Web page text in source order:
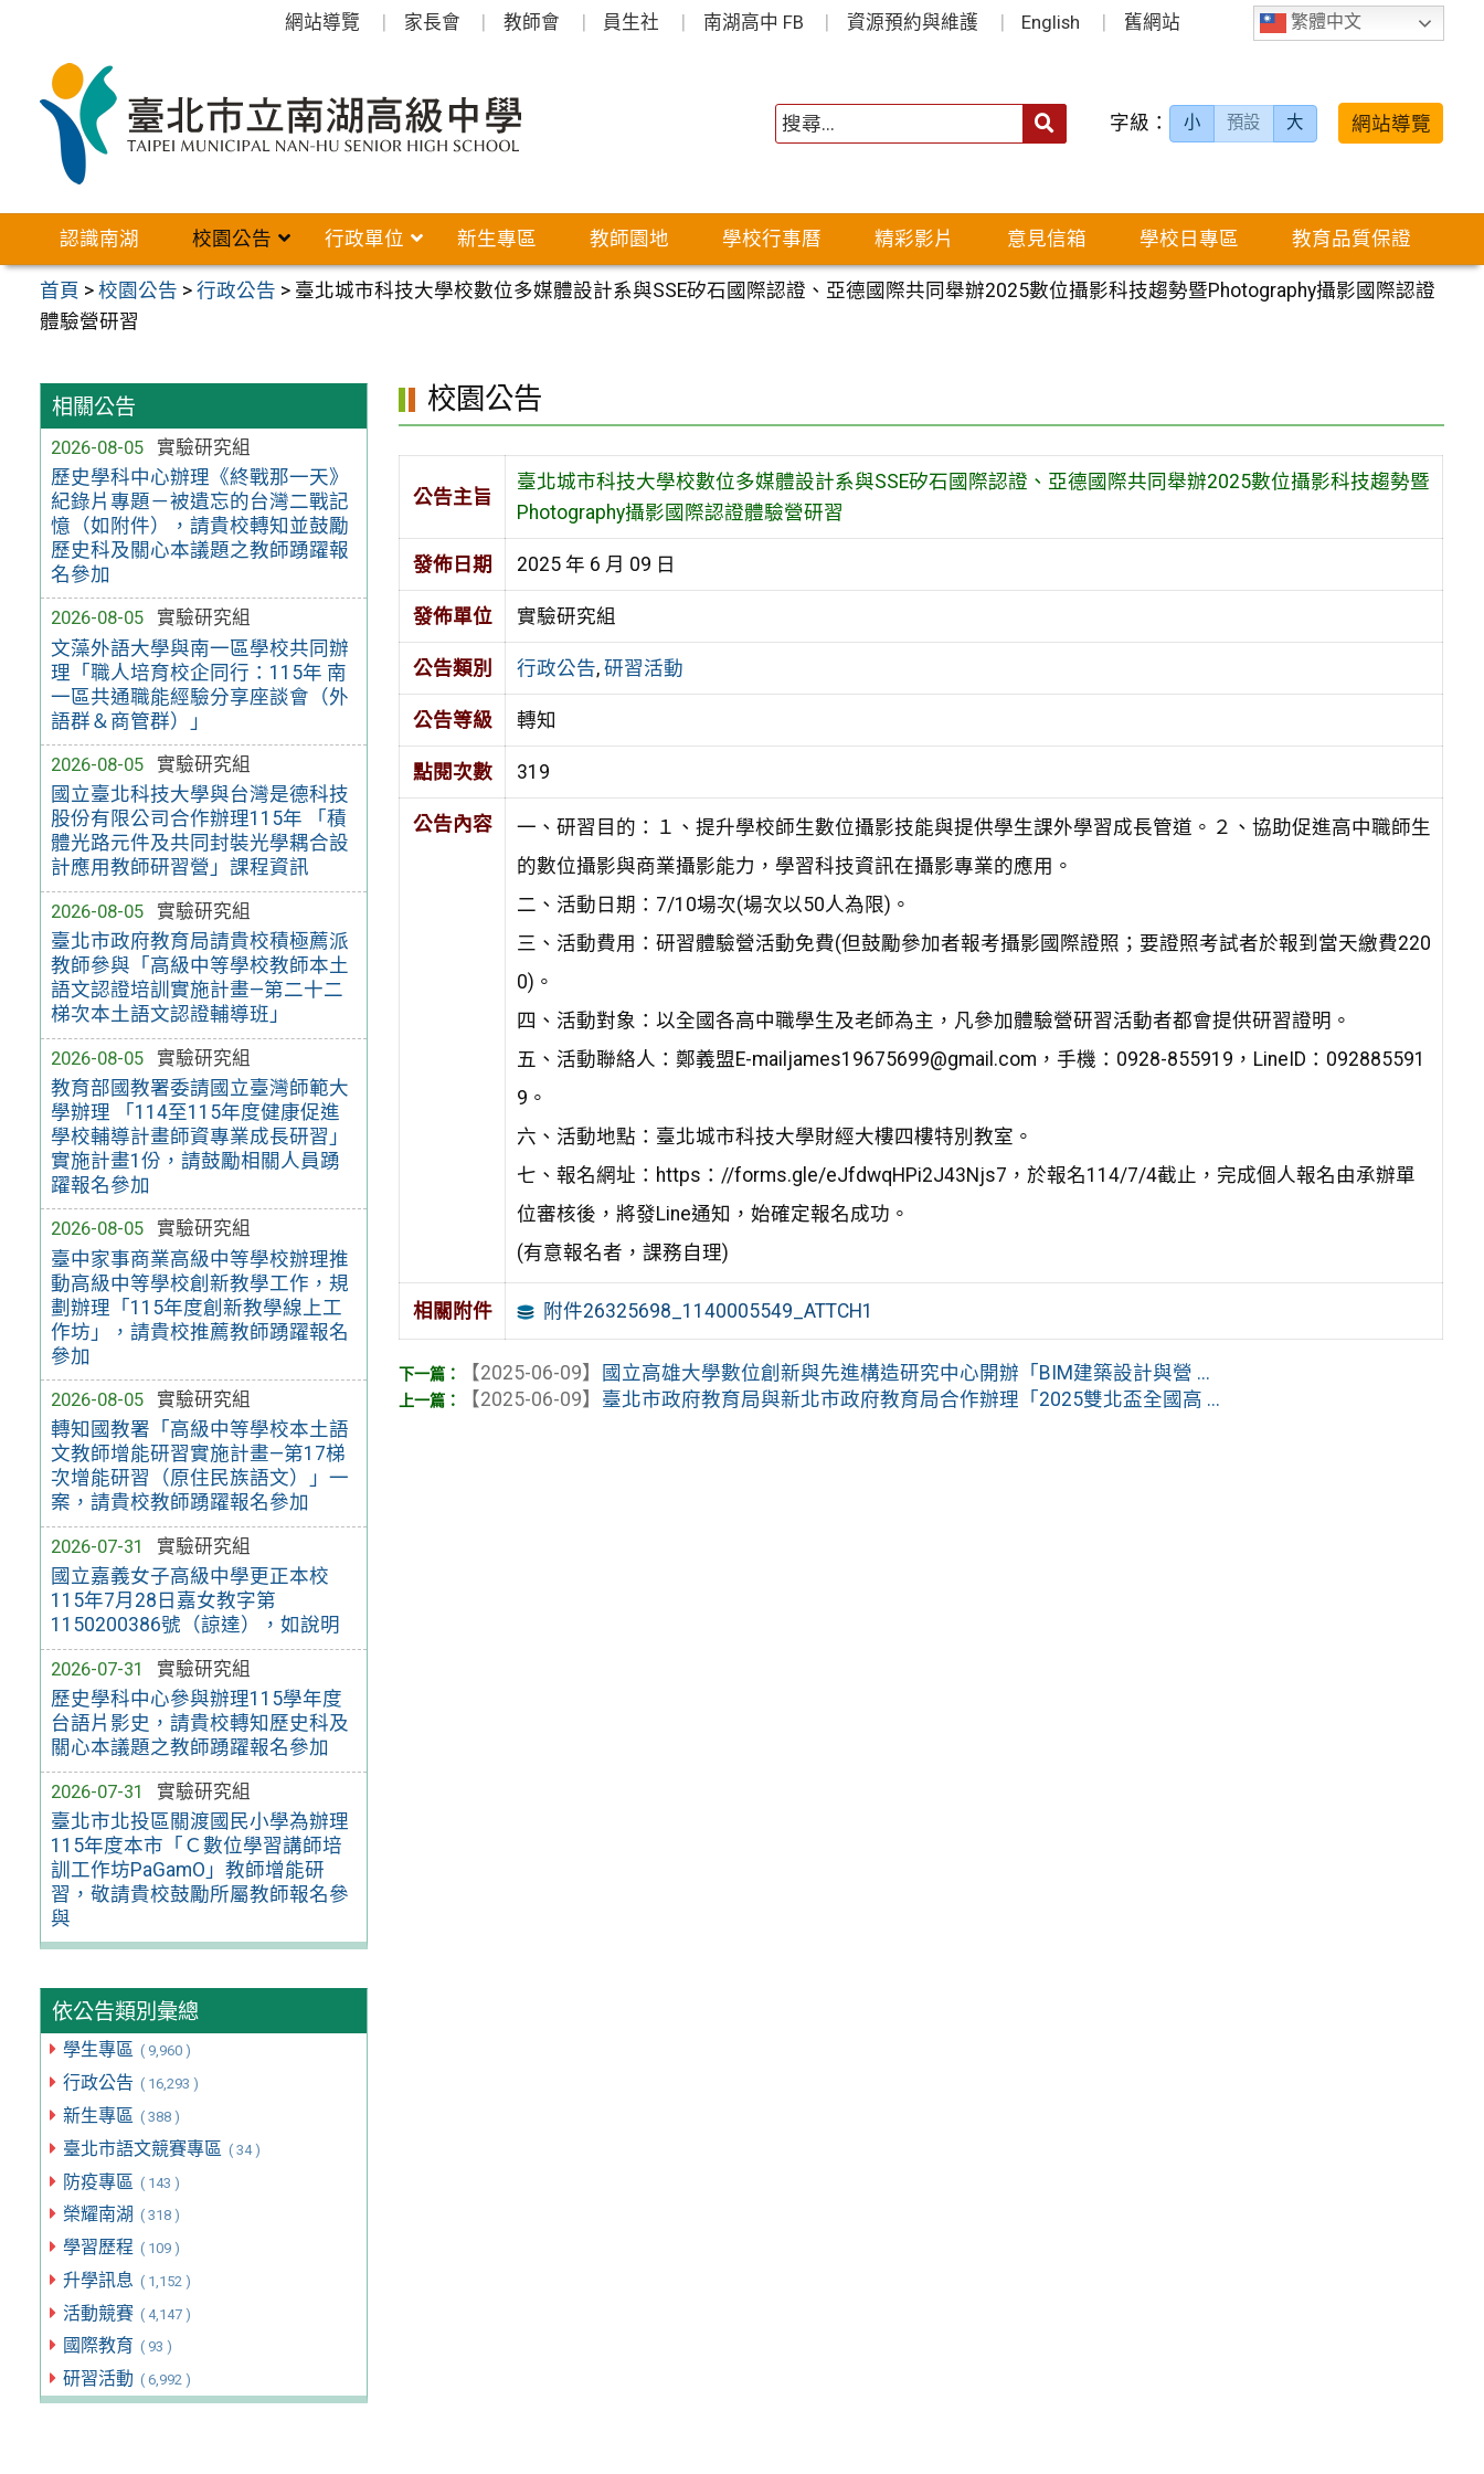
繁體中文
網站導覽 家長會 教師會 員生社 南湖高中 FB 資源預約與維護 English 舊網站
字級： 小 預設 大 網站導覽
認識南湖 校園公告 行政單位 新生專區 教師園地 學校行事曆 精彩影片 意見信箱 學校日專區 教育品質保證
首頁 >校園公告 >行政公告 > 臺北城市科技大學校數位多媒體設計系與SSE矽石國際認證、亞德國際共同舉辦2025數位攝影科技趨勢暨Photography攝影國際認證
體驗營研習
相關公告
2026-08-05
實驗研究組
歷史學科中心辦理《終戰那一天》
紀錄片專題－被遺忘的台灣二戰記
憶（如附件），請貴校轉知並鼓勵
歷史科及關心本議題之教師踴躍報
名參加
2026-08-05
實驗研究組
文藻外語大學與南一區學校共同辦
理「職人培育校企同行：115年 南
一區共通職能經驗分享座談會（外
語群＆商管群）」
2026-08-05
實驗研究組
國立臺北科技大學與台灣是德科技
股份有限公司合作辦理115年 「積
體光路元件及共同封裝光學耦合設
計應用教師研習營」課程資訊
2026-08-05
實驗研究組
臺北市政府教育局請貴校積極薦派
教師參與「高級中等學校教師本土
語文認證培訓實施計畫—第二十二
梯次本土語文認證輔導班」
2026-08-05
實驗研究組
教育部國教署委請國立臺灣師範大
學辦理 「114至115年度健康促進
學校輔導計畫師資專業成長研習」
實施計畫1份，請鼓勵相關人員踴
躍報名參加
2026-08-05
實驗研究組
臺中家事商業高級中等學校辦理推
動高級中等學校創新教學工作，規
劃辦理「115年度創新教學線上工
作坊」，請貴校推薦教師踴躍報名
參加
2026-08-05
實驗研究組
轉知國教署「高級中等學校本土語
文教師增能研習實施計畫—第17梯
次增能研習（原住民族語文）」一
案，請貴校教師踴躍報名參加
2026-07-31
實驗研究組
國立嘉義女子高級中學更正本校
115年7月28日嘉女教字第
1150200386號（諒達），如說明
2026-07-31
實驗研究組
歷史學科中心參與辦理115學年度
台語片影史，請貴校轉知歷史科及
關心本議題之教師踴躍報名參加
2026-07-31
實驗研究組
臺北市北投區關渡國民小學為辦理
115年度本市「Ｃ數位學習講師培
訓工作坊PaGamO」教師增能研
習，敬請貴校鼓勵所屬教師報名參
與
依公告類別彙總
學生專區 ( 9,960 )
行政公告 ( 16,293 )
新生專區 ( 388 )
臺北市語文競賽專區 ( 34 )
防疫專區 ( 143 )
榮耀南湖 ( 318 )
學習歷程 ( 109 )
升學訊息 ( 1,152 )
活動競賽 ( 4,147 )
國際教育 ( 93 )
研習活動 ( 6,992 )
校園公告
公告主旨
臺北城市科技大學校數位多媒體設計系與SSE矽石國際認證、亞德國際共同舉辦2025數位攝影科技趨勢暨
Photography攝影國際認證體驗營研習
發佈日期 2025 年 6 月 09 日
發佈單位 實驗研究組
公告類別 行政公告, 研習活動
公告等級 轉知
點閱次數 319
公告內容
一、研習目的：１、提升學校師生數位攝影技能與提供學生課外學習成長管道。２、協助促進高中職師生
的數位攝影與商業攝影能力，學習科技資訊在攝影專業的應用。
二、活動日期：7/10場次(場次以50人為限)。
三、活動費用：研習體驗營活動免費(但鼓勵參加者報考攝影國際證照；要證照考試者於報到當天繳費220
0)。
四、活動對象：以全國各高中職學生及老師為主，凡參加體驗營研習活動者都會提供研習證明。
五、活動聯絡人：鄭義盟E-mailjames19675699@gmail.com，手機：0928-855919，LineID：092885591
9。
六、活動地點：臺北城市科技大學財經大樓四樓特別教室。
七、報名網址：https：//forms.gle/eJfdwqHPi2J43Njs7，於報名114/7/4截止，完成個人報名由承辦單
位審核後，將發Line通知，始確定報名成功。
(有意報名者，課務自理)
相關附件 附件26325698_1140005549_ATTCH1
【2025-06-09】 國立高雄大學數位創新與先進構造研究中心開辦「BIM建築設計與營 ...
【2025-06-09】 臺北市政府教育局與新北市政府教育局合作辦理「2025雙北盃全國高 ...